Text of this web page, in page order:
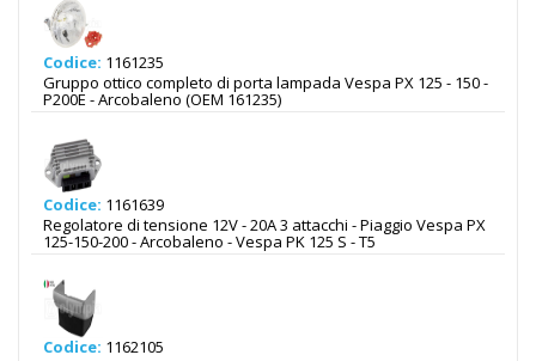
Codice: 1161235
Gruppo ottico completo di porta lampada Vespa PX 125 - 150 -
P200E - Arcobaleno (OEM 161235)
Codice: 1161639
Regolatore di tensione 12V - 20A 3 attacchi - Piaggio Vespa PX
125-150-200 - Arcobaleno - Vespa PK 125 S - T5
Codice: 1162105